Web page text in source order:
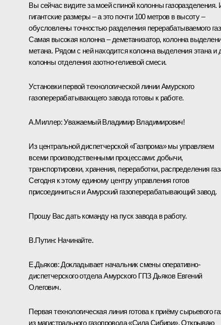
Вы сейчас видите за моей спиной колонны газоразделения.
гигантские размеры – а это почти 100 метров в высоту –
обусловлены точностью разделения перерабатываемого
Самая высокая колонна – деметанизатор, колонна
метана. Рядом с ней находится колонна выделения этана и
колонны отделения азотно-гелиевой смеси.
Установки первой технологической линии Амурского
газоперерабатывающего завода готовы к работе.
А.Миллер:Уважаемый Владимир Владимирович!
Из центральной диспетчерской «Газпрома» мы управляем
всеми производственными процессами: добычи,
транспортировки, хранения, переработки, распределения
Сегодня к этому единому центру управления готов
присоединиться и Амурский газоперерабатывающий завод.
Прошу Вас дать команду на пуск завода в работу.
В.Путин: Начинайте.
Е.Дьяков:Докладывает начальник смены оперативно-
диспетчерского отдела Амурского ГПЗ Дьяков Евгений
Олегович.
Первая технологическая линия готова к приёму сырьевого
из магистрального газопровода «Сила Сибири». Открываю